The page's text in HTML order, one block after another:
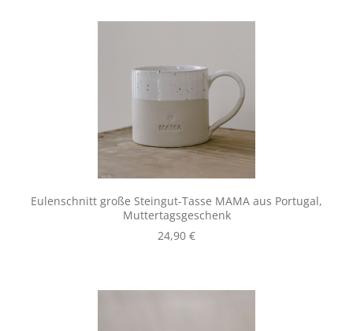
Eulenschnitt große Steingut-Tasse MAMA aus Portugal,
Muttertagsgeschenk
Regulärer Preis:
24,90 €